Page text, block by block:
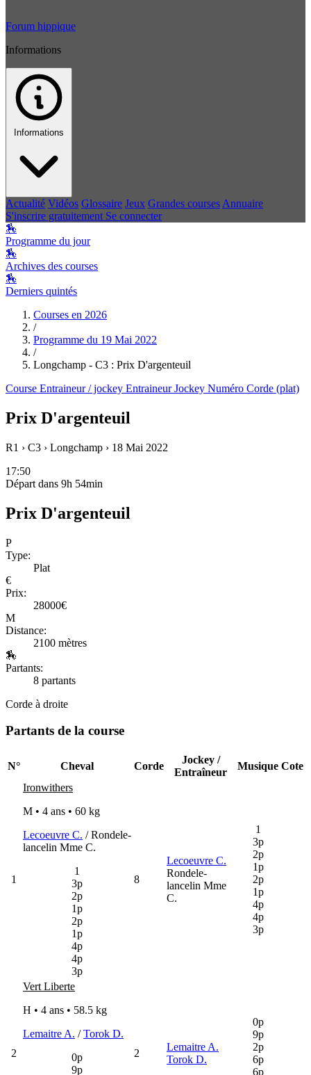
Forum hippique
Informations
Informations
Actualité Vidéos Glossaire Jeux Grandes courses Annuaire
S'inscrire gratuitement Se connecter
🏇
Programme du jour
🏇
Archives des courses
🏇
Derniers quintés
Courses en 2026
/
Programme du 19 Mai 2022
/
Longchamp - C3 : Prix D'argenteuil
Course Entraineur / jockey EntraineurJockey Numéro Corde (plat)
Prix D'argenteuil
R1 › C3 › Longchamp › 18 Mai 2022
17:50
Départ dans 9h 54min
Prix D'argenteuil
P
Type:
Plat
€
Prix:
28000€
M
Distance:
2100 mètres
🏇
Partants:
8 partants
Corde à droite
Partants de la course
N° Cheval Corde
Jockey /
Entraîneur
Musique Cote
1
Ironwithers
M • 4 ans • 60 kg
Lecoeuvre C. / Rondele-
lancelin Mme C.
1
3p
2p
1p
2p
1p
4p
4p
3p
8
Lecoeuvre C.
Rondele-
lancelin Mme
C.
1
3p
2p
1p
2p
1p
4p
4p
3p
2
Vert Liberte
H • 4 ans • 58.5 kg
Lemaitre A. /Torok D.
0p
9p
2
Lemaitre A.
Torok D.
0p
9p
2p
6p
6p